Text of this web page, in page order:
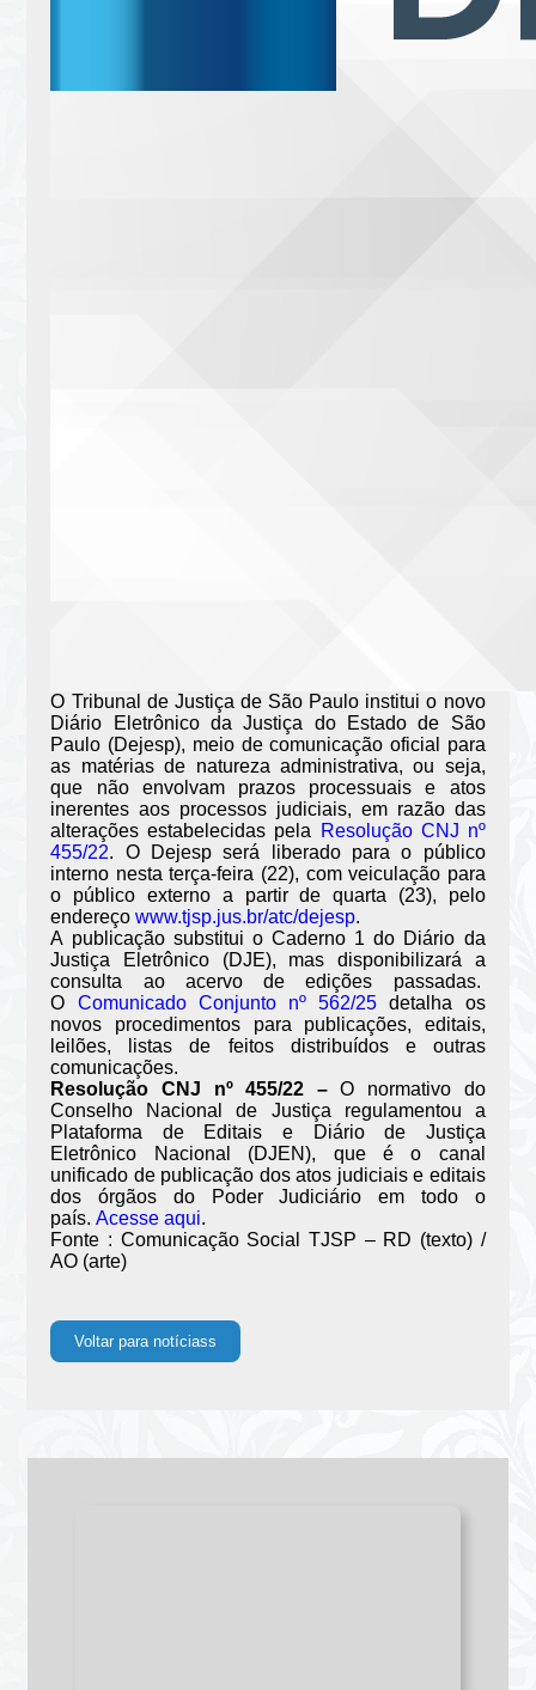
O Tribunal de Justiça de São Paulo institui o novo
Diário Eletrônico da Justiça do Estado de São
Paulo (Dejesp), meio de comunicação oficial para
as matérias de natureza administrativa, ou seja,
que não envolvam prazos processuais e atos
inerentes aos processos judiciais, em razão das
alterações estabelecidas pela
Resolução CNJ nº
455/22. O Dejesp será liberado para o público
interno nesta terça-feira (22), com veiculação para
o público externo a partir de quarta (23), pelo
endereçowww.tjsp.jus.br/atc/dejesp.
A publicação substitui o Caderno 1 do Diário da
Justiça Eletrônico (DJE), mas disponibilizará a
consulta ao acervo de edições passadas.
O Comunicado Conjunto nº 562/25 detalha os
novos procedimentos para publicações, editais,
leilões, listas de feitos distribuídos e outras
comunicações.
Resolução CNJ nº 455/22 –O normativo do
Conselho Nacional de Justiça regulamentou a
Plataforma de Editais e Diário de Justiça
Eletrônico Nacional (DJEN), que é o canal
unificado de publicação dos atos judiciais e editais
dos órgãos do Poder Judiciário em todo o
país.Acesse aqui.
Fonte : Comunicação Social TJSP – RD (texto) /
AO (arte)
Voltar para notíciass